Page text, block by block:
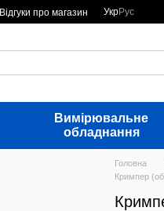
Відгуки про магазин УкрРус
Вимірювальне
обладнання
Головна
Кримпер